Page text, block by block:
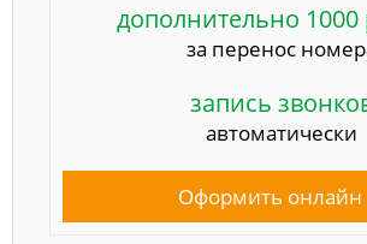
дополнительно 1000
за перенос
запись
автоматически
Оформить онлайн